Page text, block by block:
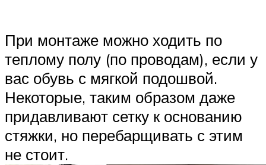
При монтаже можно ходить по
теплому полу (по проводам), если у
вас обувь с мягкой подошвой.
Некоторые, таким образом даже
придавливают сетку к основанию
стяжки, но перебарщивать с этим
не стоит.